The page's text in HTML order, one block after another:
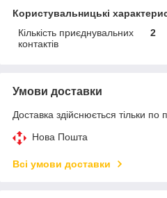
Користувальницькі
Кількість приєднувальних
контактів
2
Умови доставки
Доставка здійснюється тільки по
Нова Пошта
Всі умови доставки